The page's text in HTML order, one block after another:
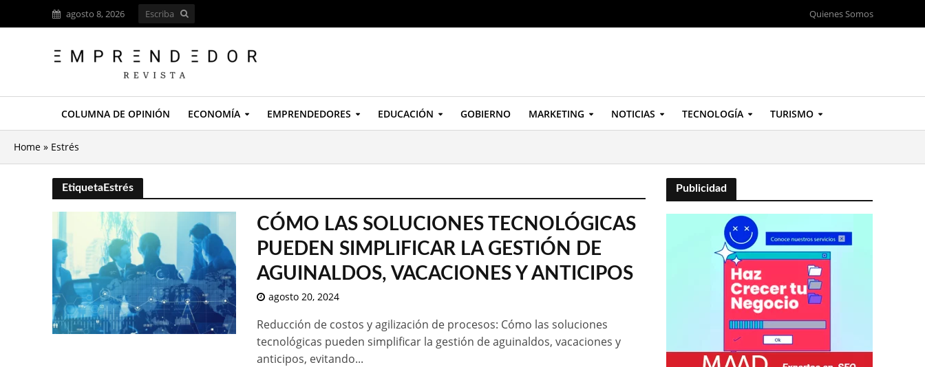
agosto 8, 2026 Quienes Somos
COLUMNA DE OPINIÓN ECONOMÍA EMPRENDEDORES EDUCACIÓN GOBIERNO MARKETING NOTICIAS TECNOLOGÍA TURISMO
Home » Estrés
EtiquetaEstrés
CÓMO LAS SOLUCIONES TECNOLÓGICAS
PUEDEN SIMPLIFICAR LA GESTIÓN DE
AGUINALDOS, VACACIONES Y ANTICIPOS
agosto 20, 2024
Reducción de costos y agilización de procesos: Cómo las soluciones
tecnológicas pueden simplificar la gestión de aguinaldos, vacaciones y
anticipos, evitando...
Publicidad